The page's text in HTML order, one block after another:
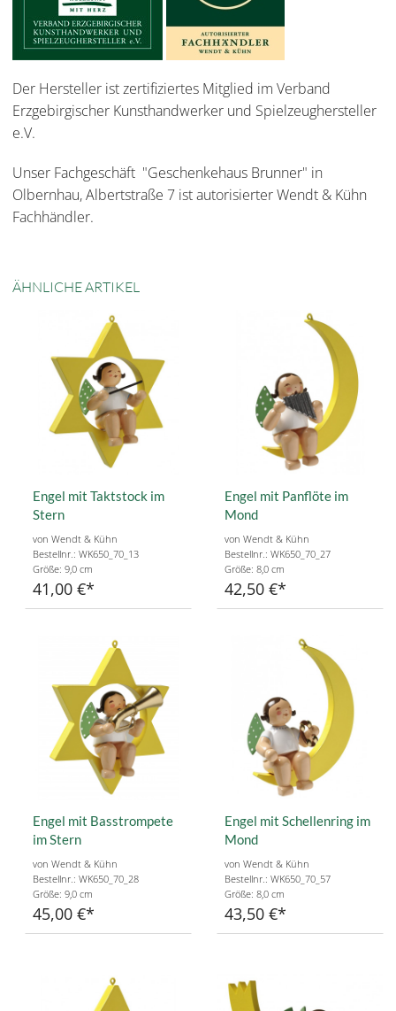
Der Hersteller ist zertifiziertes Mitglied im Verband
Erzgebirgischer Kunsthandwerker und Spielzeughersteller
e.V.
Unser Fachgeschäft "Geschenkehaus Brunner" in
Olbernhau, Albertstraße 7 ist autorisierter Wendt & Kühn
Fachhändler.
ÄHNLICHE ARTIKEL
Engel mit Taktstock im
Stern
von Wendt & Kühn
Bestellnr.: WK650_70_13
Größe: 9,0 cm
41,00 €
Engel mit Panflöte im
Mond
von Wendt & Kühn
Bestellnr.: WK650_70_27
Größe: 8,0 cm
42,50 €
Engel mit Basstrompete
im Stern
von Wendt & Kühn
Bestellnr.: WK650_70_28
Größe: 9,0 cm
45,00 €
Engel mit Schellenring im
Mond
von Wendt & Kühn
Bestellnr.: WK650_70_57
Größe: 8,0 cm
43,50 €